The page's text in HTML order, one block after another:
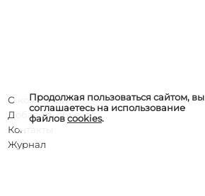
Продолжая пользоваться сайтом, вы
соглашаетесь на использование
файловcookies.
О компании
Добавить объект
Контакты
Журнал